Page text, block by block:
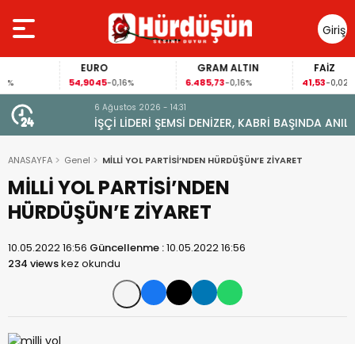
Giriş
Yap
EURO
54,9045-0,16%
GRAM ALTIN
6.485,73-0,16%
FAİZ
41,53-0,02%
6 Ağustos 2026 - 14:31
İŞÇİ LİDERİ ŞEMSİ DENİZER, KABRİ BAŞINDA ANILDI
ANASAYFA Genel MİLLİ YOL PARTİSİ’NDEN HÜRDÜŞÜN’E ZİYARET
MİLLİ YOL PARTİSİ’NDEN
HÜRDÜŞÜN’E ZİYARET
10.05.2022 16:56 Güncellenme :10.05.2022 16:56
234 viewskez okundu